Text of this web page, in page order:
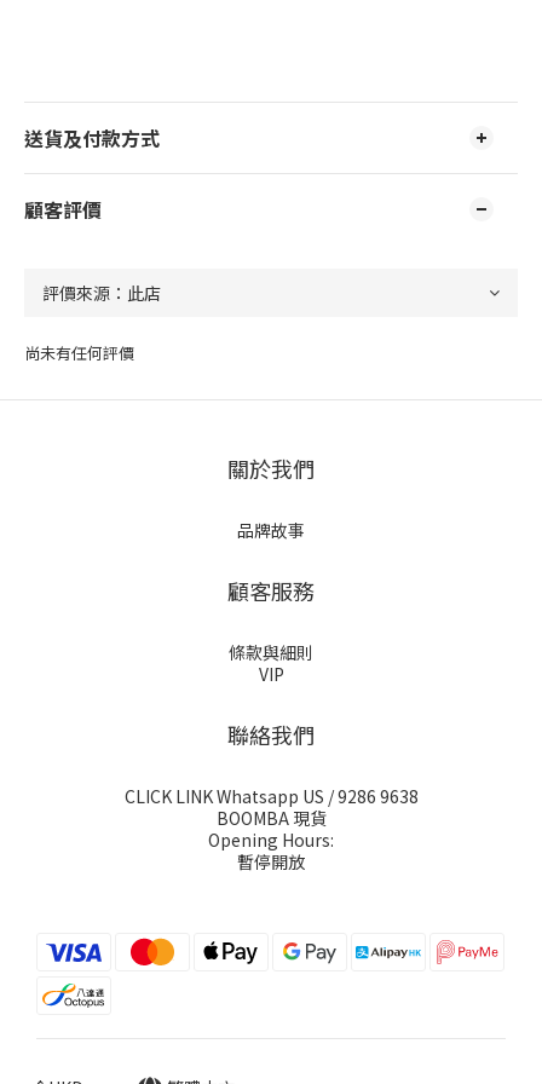
送貨及付款方式
顧客評價
尚未有任何評價
關於我們
品牌故事
顧客服務
條款與細則
VIP
聯絡我們
CLICK LINK Whatsapp US / 9286 9638
BOOMBA 現貨
Opening Hours:
暫停開放